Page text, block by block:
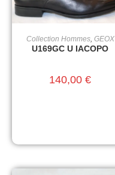
CHOIX DES OPTIONS
Collection Hommes, GEOX
U169GC U IACOPO
140,00 €